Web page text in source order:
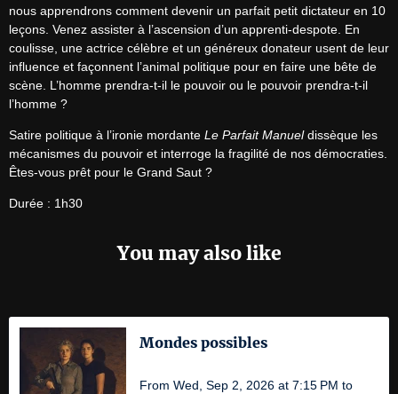
nous apprendrons comment devenir un parfait petit dictateur en 10
leçons. Venez assister à l’ascension d’un apprenti-despote. En
coulisse, une actrice célèbre et un généreux donateur usent de leur
influence et façonnent l’animal politique pour en faire une bête de
scène. L’homme prendra-t-il le pouvoir ou le pouvoir prendra-t-il
l’homme ?
Satire politique à l’ironie mordante Le Parfait Manuel dissèque les
mécanismes du pouvoir et interroge la fragilité de nos démocraties.
Êtes-vous prêt pour le Grand Saut ?
Durée : 1h30
You may also like
Mondes possibles
From Wed, Sep 2, 2026 at 7:15 PM to